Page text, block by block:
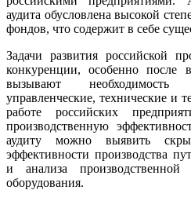
аудита обусловлена высокой
фондов, что содержит в себе
Задачи развития российской
конкуренции, особенно
вызывают необходимость
управленческие, технические и
работе российских
производственную
аудиту можно выявить
эффективности производства
и анализа
оборудования.